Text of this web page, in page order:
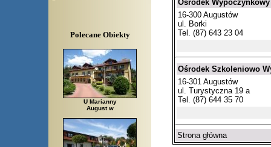
Polecane Obiekty
U Marianny
August w
Ośrodek
16-300 Augustów
ul. Borki
Tel. (87) 643 23 04
Ośrodek Szkoleniowo
16-301 Augustów
ul. Turystyczna 19 a
Tel. (87) 644 35 70
Strona główna